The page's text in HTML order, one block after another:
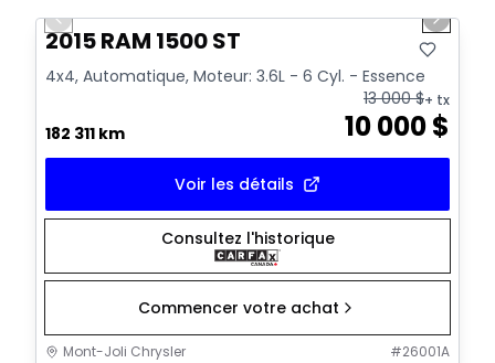
Vidéo disponible
Previous slide Next
2015 RAM 1500 ST
4x4, Automatique, Moteur: 3.6L - 6 Cyl. - Essence
182 311 km 10 000$
13 000$+ tx
Voir les détails
Consultez l'historique
Commencer votre achat
Mont-Joli Chrysler #26001A